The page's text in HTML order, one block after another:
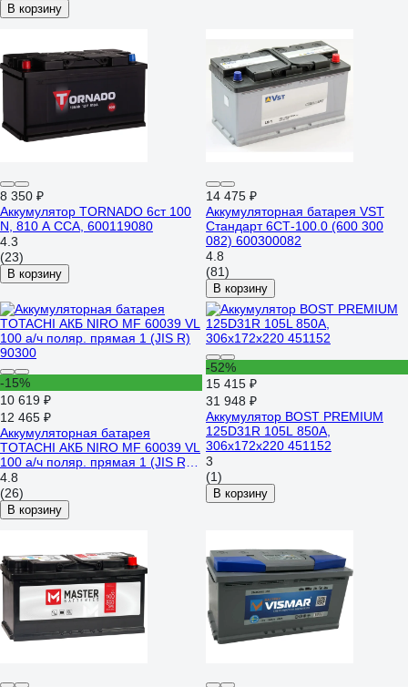
В корзину
8 350 ₽
Аккумулятор TORNADO 6ст 100
N, 810 А CCA, 600119080
4.3
(23)
В корзину
14 475 ₽
Аккумуляторная батарея VST
Стандарт 6СТ-100.0 (600 300
082) 600300082
4.8
(81)
В корзину
-15%
10 619 ₽
12 465 ₽
Аккумуляторная батарея
TOTACHI АКБ NIRO MF 60039 VL
100 а/ч поляр. прямая 1 (JIS R)
90300
4.8
(26)
В корзину
-52%
15 415 ₽
31 948 ₽
Аккумулятор BOST PREMIUM
125D31R 105L 850A,
306x172x220 451152
3
(1)
В корзину